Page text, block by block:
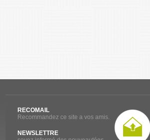
RECOMAIL
Recommandez ce site a vos amis.
NEWSLETTRE